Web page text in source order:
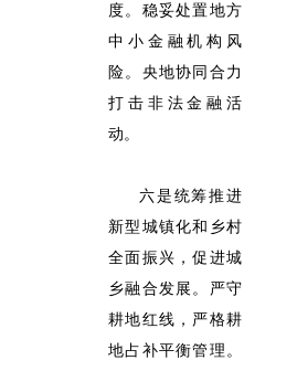
度。稳妥处置地方
中小金融机构风
险。央地协同合力
打击非法金融活
动。
六是统筹推进
新型城镇化和乡村
全面振兴，促进城
乡融合发展。严守
耕地红线，严格耕
地占补平衡管理。